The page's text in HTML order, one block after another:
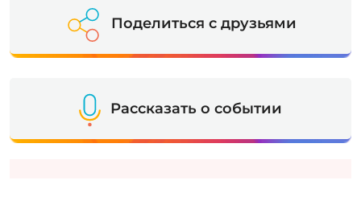
Поделиться с друзьями
Рассказать о событии